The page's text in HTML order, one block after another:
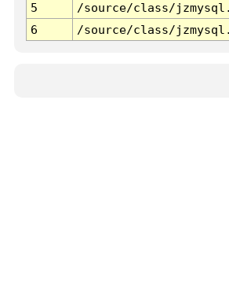
5
/source/class/
6
/source/class/